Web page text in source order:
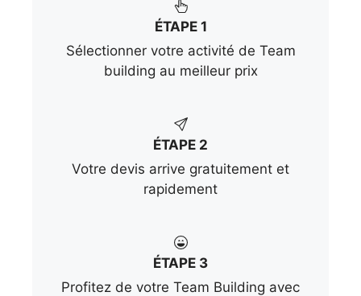
ÉTAPE 1
Sélectionner votre activité de Team
building au meilleur prix
ÉTAPE 2
Votre devis arrive gratuitement et
rapidement
ÉTAPE 3
Profitez de votre Team Building avec